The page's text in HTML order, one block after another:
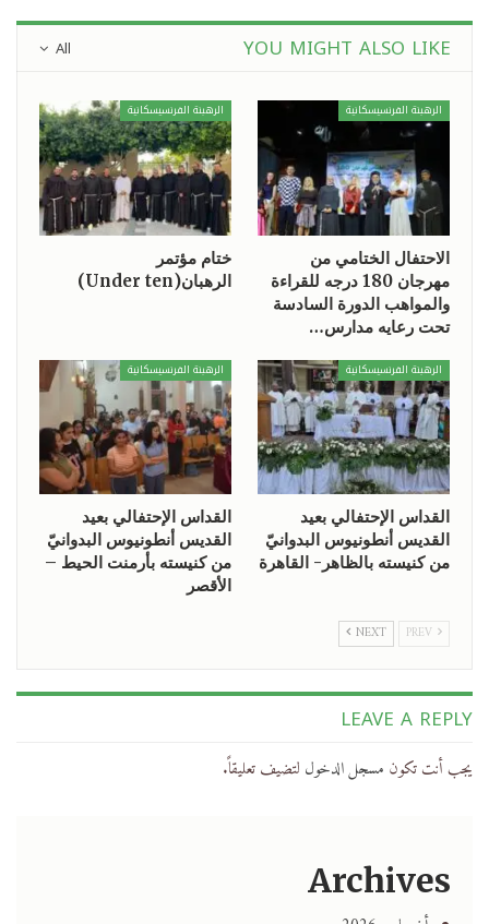
All YOU MIGHT ALSO LIKE
الرهبنة الفرنسيسكانية
الاحتفال الختامي من
مهرجان 180 درجه للقراءة
والمواهب الدورة السادسة
تحت رعايه مدارس…
الرهبنة الفرنسيسكانية
ختام مؤتمر
الرهبان(Under ten)
الرهبنة الفرنسيسكانية
القداس الإحتفالي بعيد
القديس أنطونيوس البدوانيّ
من كنيسته بالظاهر- القاهرة
الرهبنة الفرنسيسكانية
القداس الإحتفالي بعيد
القديس أنطونيوس البدوانيّ
من كنيسته بأرمنت الحيط –
الأقصر
NEXT
LEAVE A REPLY
يجب أنت تكون مسجل الدخول لتضيف تعليقاً.
Archives